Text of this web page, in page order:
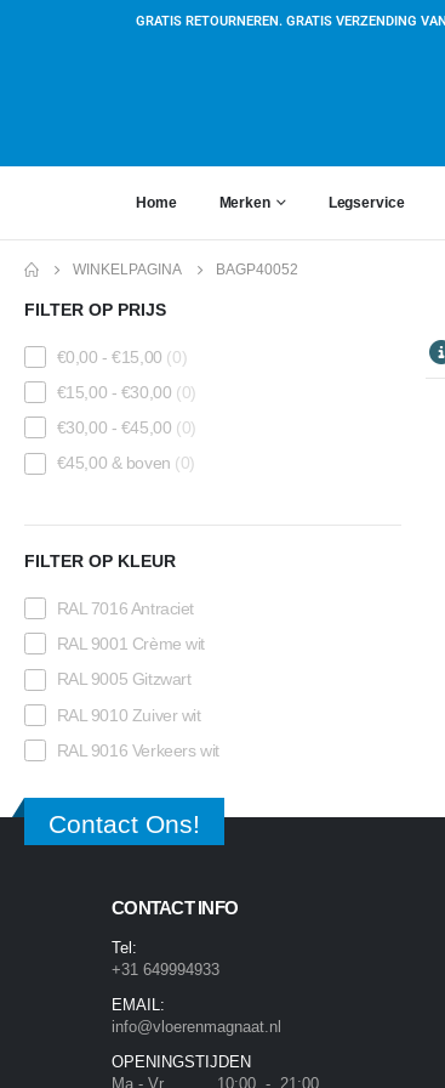
GRATIS RETOURNEREN. GRATIS VERZENDING
Home Merken Legservice
WINKELPAGINA BAGP40052
FILTER OP PRIJS
€0,00 -€15,00 (0)
€15,00 - €30,00 (0)
€30,00 - €45,00 (0)
€45,00 & boven (0)
FILTER OP KLEUR
RAL 7016 Antraciet
RAL 9001 Crème wit
RAL 9005 Gitzwart
RAL 9010 Zuiver wit
RAL 9016 Verkeers wit
Contact Ons!
CONTACT INFO
Tel:
+31 649994933
EMAIL:
info@vloerenmagnaat.nl
OPENINGSTIJDEN
Ma - Vr 10:00 - 21:00